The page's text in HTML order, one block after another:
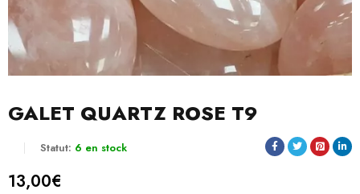
GALET QUARTZ ROSE T9
Statut: 6 en stock
13,00€